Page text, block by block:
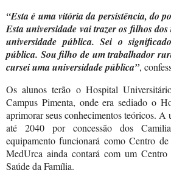
“Esta é uma vitória da persistência, do
Esta universidade vai trazer os filhos
universidade pública. Sei o
pública. Sou filho de um trabalhador
cursei uma universidade pública”,
Os alunos terão o Hospital
Campus Pimenta, onde era sediado o
aprimorar seus conhecimentos teóricos. A
até 2040 por concessão dos
equipamento funcionará como Centro
MedUrca ainda contará com um
Saúde da Família.